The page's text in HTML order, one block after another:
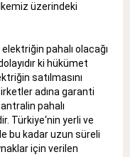
üzerindeki
pahalı olacağı
ki hükümet
satılmasını
adına garanti
pahalı
Türkiye‘nin yerli ve
bu kadar uzun süreli
için verilen